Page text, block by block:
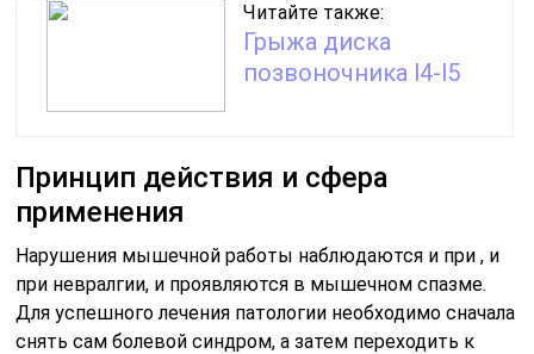
Читайте также:
Грыжа диска
позвоночника l4-l5
Принцип действия и сфера
применения
Нарушения мышечной работы наблюдаются и при , и
при невралгии, и проявляются в мышечном спазме.
Для успешного лечения патологии необходимо сначала
снять сам болевой синдром, а затем переходить к